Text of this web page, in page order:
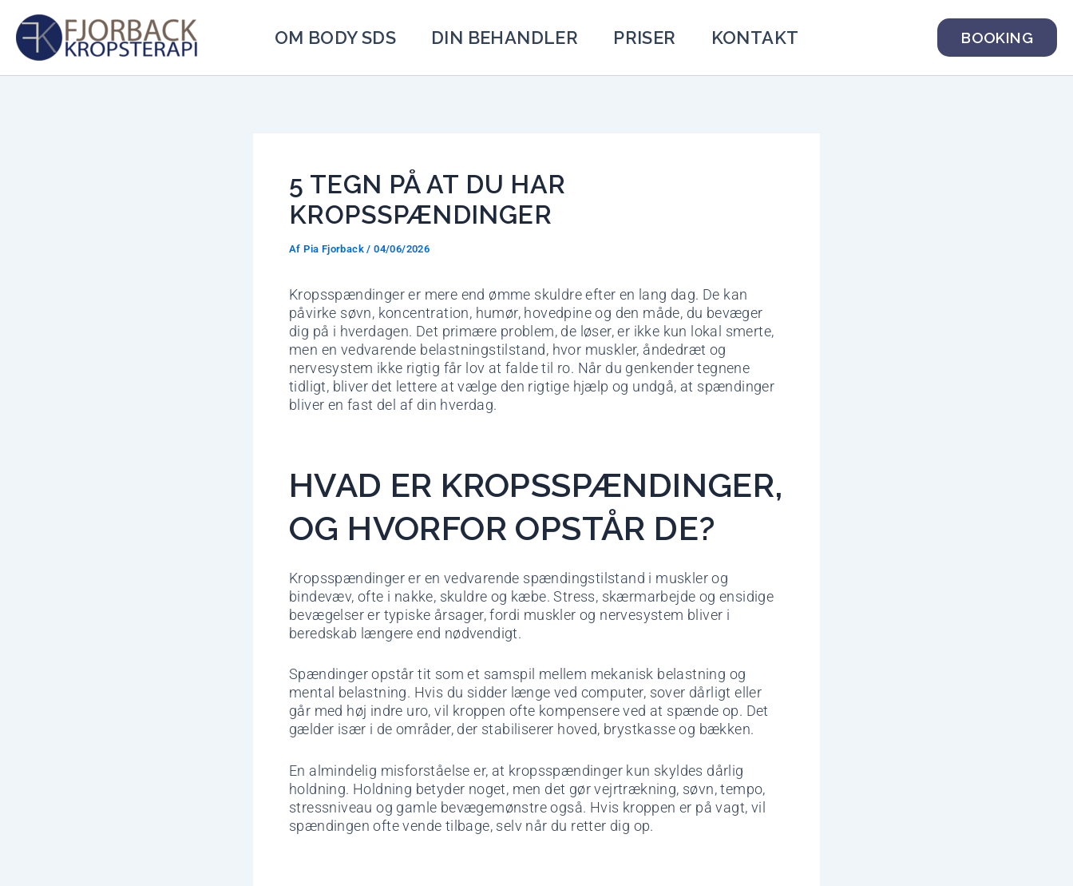
indholdet
OM BODY SDS DIN BEHANDLER PRISER KONTAKT BOOKING
5 TEGN PÅ AT DU HAR
KROPSSPÆNDINGER
AfPia Fjorback/04/06/2026
Kropsspændinger er mere end ømme skuldre efter en lang dag. De kan
påvirke søvn, koncentration, humør, hovedpine og den måde, du bevæger
dig på i hverdagen. Det primære problem, de løser, er ikke kun lokal smerte,
men en vedvarende belastningstilstand, hvor muskler, åndedræt og
nervesystem ikke rigtig får lov at falde til ro. Når du genkender tegnene
tidligt, bliver det lettere at vælge den rigtige hjælp og undgå, at spændinger
bliver en fast del af din hverdag.
HVAD ER KROPSSPÆNDINGER,
OG HVORFOR OPSTÅR DE?
Kropsspændinger er en vedvarende spændingstilstand i muskler og
bindevæv, ofte i nakke, skuldre og kæbe. Stress, skærmarbejde og ensidige
bevægelser er typiske årsager, fordi muskler og nervesystem bliver i
beredskab længere end nødvendigt.
Spændinger opstår tit som et samspil mellem mekanisk belastning og
mental belastning. Hvis du sidder længe ved computer, sover dårligt eller
går med høj indre uro, vil kroppen ofte kompensere ved at spænde op. Det
gælder især i de områder, der stabiliserer hoved, brystkasse og bækken.
En almindelig misforståelse er, at kropsspændinger kun skyldes dårlig
holdning. Holdning betyder noget, men det gør vejrtrækning, søvn, tempo,
stressniveau og gamle bevægemønstre også. Hvis kroppen er på vagt, vil
spændingen ofte vende tilbage, selv når du retter dig op.